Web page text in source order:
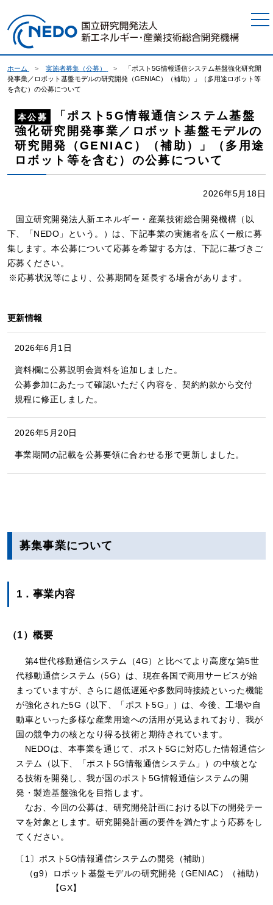
ホーム 実施者募集（公募）
「ポスト5G情報通信システム基盤強化研究開
発事業／ロボット基盤モデルの研究開発（GENIAC）（補助）」（多用途ロボット等
を含む）の公募について
本公募
「ポスト5G情報通信システム基盤
強化研究開発事業／ロボット基盤モデルの
研究開発（GENIAC）（補助）」（多用途
ロボット等を含む）の公募について
2026年5月18日
国立研究開発法人新エネルギー・産業技術総合開発機構（以
下、「NEDO」という。）は、下記事業の実施者を広く一般に募
集します。本公募について応募を希望する方は、下記に基づきご
応募ください。
応募状況等により、公募期間を延長する場合があります。
更新情報
​2026年6月1日
資料欄に公募説明会資料を追加しました。
公募参加にあたって確認いただく内容を、契約約款から交付
規程に修正しました。
2026年5月20日
事業期間の記載を公募要領に合わせる形で更新しました。
募集事業について
1．事業内容
（1）概要
第4世代移動通信システム（4G）と比べてより高度な第5世
代移動通信システム（5G）は、現在各国で商用サービスが始
まっていますが、さらに超低遅延や多数同時接続といった機能
が強化された5G（以下、「ポスト5G」）は、今後、工場や自
動車といった多様な産業用途への活用が見込まれており、我が
国の競争力の核となり得る技術と期待されています。
NEDOは、本事業を通じて、ポスト5Gに対応した情報通信シ
ステム（以下、「ポスト5G情報通信システム」）の中核とな
る技術を開発し、我が国のポスト5G情報通信システムの開
発・製造基盤強化を目指します。
なお、今回の公募は、研究開発計画における以下の開発テー
マを対象とします。研究開発計画の要件を満たすよう応募をし
てください。
〔1〕ポスト5G情報通信システムの開発（補助）
（g9）ロボット基盤モデルの研究開発（GENIAC）（補助）
【GX】